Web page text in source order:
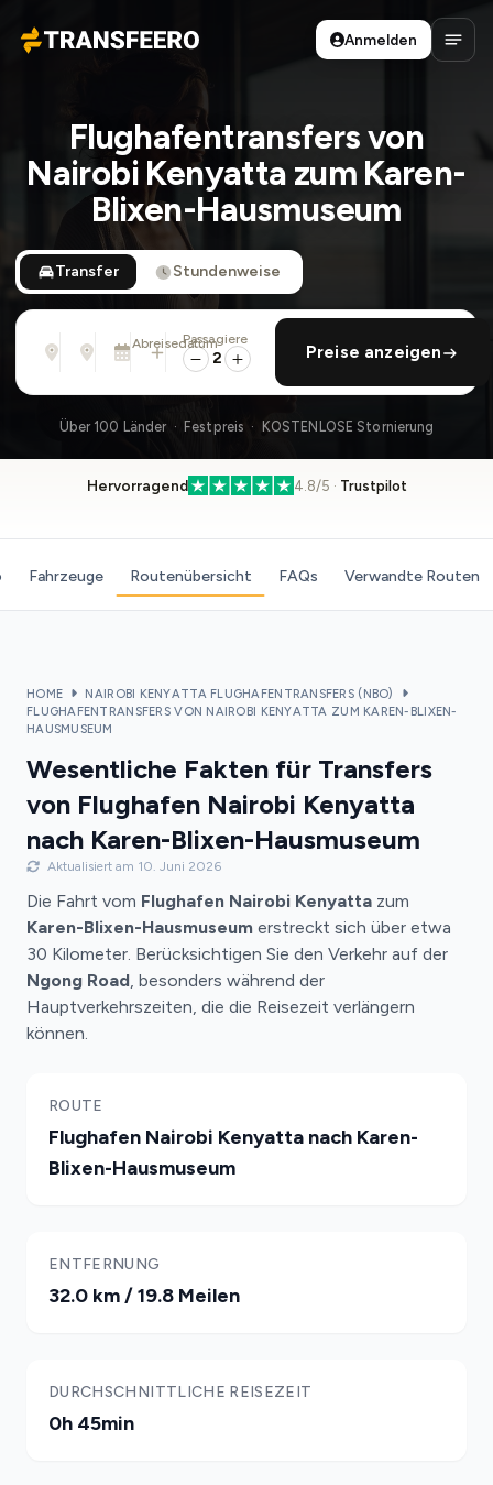
Transfeero
Anmelden
Flughafentransfers von
Nairobi Kenyatta zum Karen-
Blixen-Hausmuseum
Transfer Stundenweise
Von
Adresse, Flughafen, Hotel, ...
Nach
Adresse, Flughafen, Hotel, ...
Abreisedatum
So., 9. Aug. · 01:45 PM
rückfahrt hinzufügen
Passagiere
2 Preise anzeigen
Über 100 Länder · Festpreis · KOSTENLOSE Stornierung
Hervorragend 4.8/5 · Trustpilot
Fahrzeuge Routenübersicht FAQs Verwandte Routen
HOME
NAIROBI KENYATTA FLUGHAFENTRANSFERS (NBO)
FLUGHAFENTRANSFERS VON NAIROBI KENYATTA ZUM KAREN-BLIXEN-
HAUSMUSEUM
Wesentliche Fakten für Transfers
von Flughafen Nairobi Kenyatta
nach Karen-Blixen-Hausmuseum
Aktualisiert am 10. Juni 2026
Die Fahrt vom Flughafen Nairobi Kenyatta zum
Karen-Blixen-Hausmuseum erstreckt sich über etwa
30 Kilometer. Berücksichtigen Sie den Verkehr auf der
Ngong Road, besonders während der
Hauptverkehrszeiten, die die Reisezeit verlängern
können.
ROUTE
Flughafen Nairobi Kenyatta nach Karen-
Blixen-Hausmuseum
ENTFERNUNG
32.0 km / 19.8 Meilen
DURCHSCHNITTLICHE REISEZEIT
0h 45min